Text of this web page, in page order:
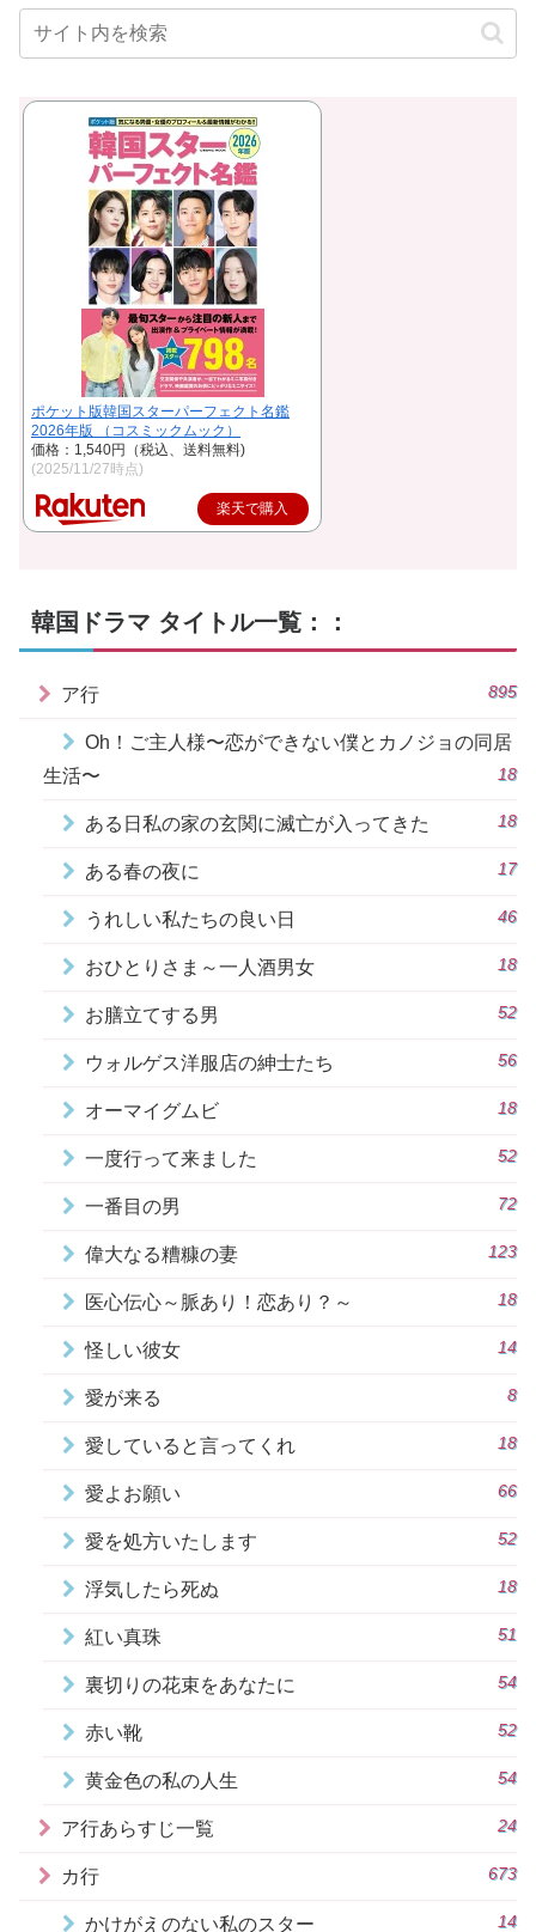
ポケット版韓国スターパーフェクト名鑑
2026年版 （コスミックムック）
価格：1,540円（税込、送料無料)
(2025/11/27時点)
楽天で購入
韓国ドラマ タイトル一覧：：
ア行 895
Oh！ご主人様〜恋ができない僕とカノジョの同居
生活〜
18
ある日私の家の玄関に滅亡が入ってきた 18
ある春の夜に 17
うれしい私たちの良い日 46
おひとりさま～一人酒男女 18
お膳立てする男 52
ウォルゲス洋服店の紳士たち 56
オーマイグムビ 18
一度行って来ました 52
一番目の男 72
偉大なる糟糠の妻 123
医心伝心～脈あり！恋あり？～ 18
怪しい彼女 14
愛が来る 8
愛していると言ってくれ 18
愛よお願い 66
愛を処方いたします 52
浮気したら死ぬ 18
紅い真珠 51
裏切りの花束をあなたに 54
赤い靴 52
黄金色の私の人生 54
ア行あらすじ一覧 24
カ行 673
かけがえのない私のスター 14